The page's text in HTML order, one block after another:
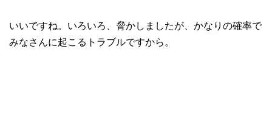
いいですね。いろいろ、脅かしましたが、かなりの確率で
みなさんに起こるトラブルですから。